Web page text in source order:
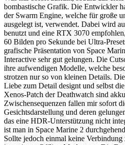
bombastische Grafik. Die Entwickler
der Swarm Engine, welche für große
ausgelegt ist, verwendet. Dabei wird
benutzt und eine RTX 3070
60 Bilden pro Sekunde bei Ultra-
grafische Präsentation von Space
Interactive sehr gut gelungen. Die
ihre aufwendigen Modelle, welche
strotzen nur so von kleinen Details.
Liebe zum Detail designt und selbst
Xenos-Patch der Deathwatch sind
Zwischensequenzen fallen mir sofort
Gesichtsdarstellung und deren
das eine HDR-Unterstützung nicht
ist man in Space Marine 2
Sollte jedoch einmal keine Verbindung